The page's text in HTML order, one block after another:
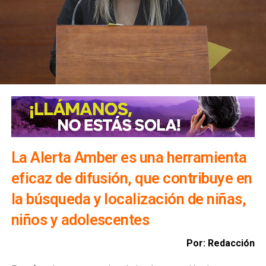
Asimismo mencionó que también se establecen
programas de educación a distancia y semi presencial
para cerrar la brecha digital y las desigualdades en la
población y que las tecnologías de la información,
comunicación, conocimiento y aprendizaje digital serán
utilizadas como un complemento de los demás materiales
educativos.
La Alerta Amber es una herramienta
eficaz de difusión, que contribuye en
la búsqueda y localización de niñas,
niños y adolescentes
Por: Redacción